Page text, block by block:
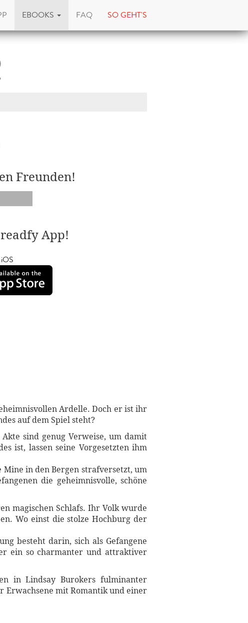
EBOOKS FAQ SO GEHT'S
Freunden!
App!
iOS
Ardelle. Doch er ist ihr
auf dem Spiel steht?
sind genug Verweise, um damit
ist, lassen seine Vorgesetzten ihm
in den Bergen strafversetzt, um
die geheimnisvolle, schöne
magischen Schlafs. Ihr Volk wurde
Wo einst die stolze Hochburg der
besteht darin, sich als Gefangene
ein so charmanter und attraktiver
in Lindsay Burokers fulminanter
Erwachsene mit Romantik und einer